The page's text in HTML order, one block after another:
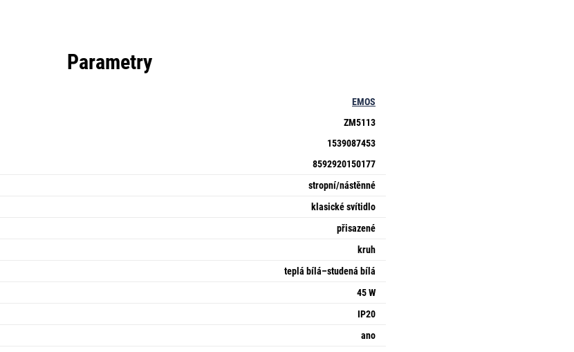
Parametry
EMOS
ZM5113
1539087453
8592920150177
stropní/nástěnné
klasické svítidlo
přisazené
kruh
teplá bílá–studená bílá
45 W
IP20
ano